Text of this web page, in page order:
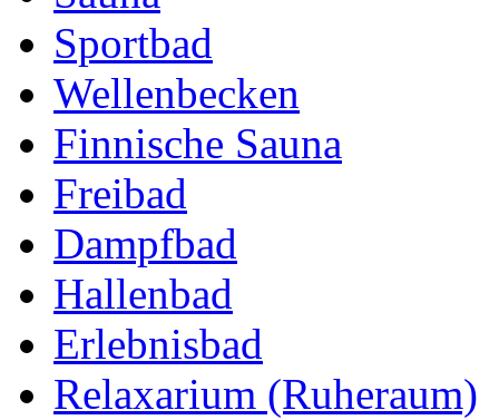
Sportbad
Wellenbecken
Finnische Sauna
Freibad
Dampfbad
Hallenbad
Erlebnisbad
Relaxarium (Ruheraum)